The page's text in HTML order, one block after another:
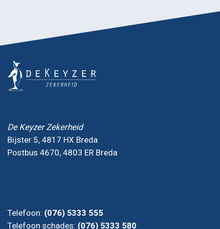
De Keyzer Zekerheid
Bijster 5, 4817 HX Breda
Postbus 4670, 4803 ER Breda
Telefoon: (076) 5333 555
Telefoon schades: (076) 5333 580